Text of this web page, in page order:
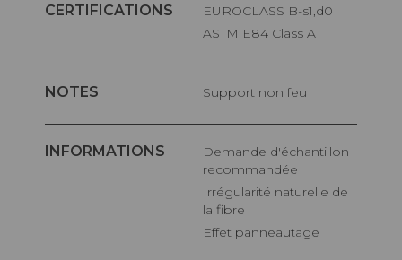
CERTIFICATIONS
EUROCLASS B-s1,d0
ASTM E84 Class A
NOTES Support non feu
INFORMATIONS
Demande d'échantillon
recommandée
Irrégularité naturelle de
la fibre
Effet panneautage